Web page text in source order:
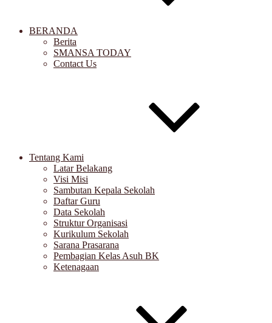
BERANDA
Berita
SMANSA TODAY
Contact Us
Tentang Kami
Latar Belakang
Visi Misi
Sambutan Kepala Sekolah
Daftar Guru
Data Sekolah
Struktur Organisasi
Kurikulum Sekolah
Sarana Prasarana
Pembagian Kelas Asuh BK
Ketenagaan